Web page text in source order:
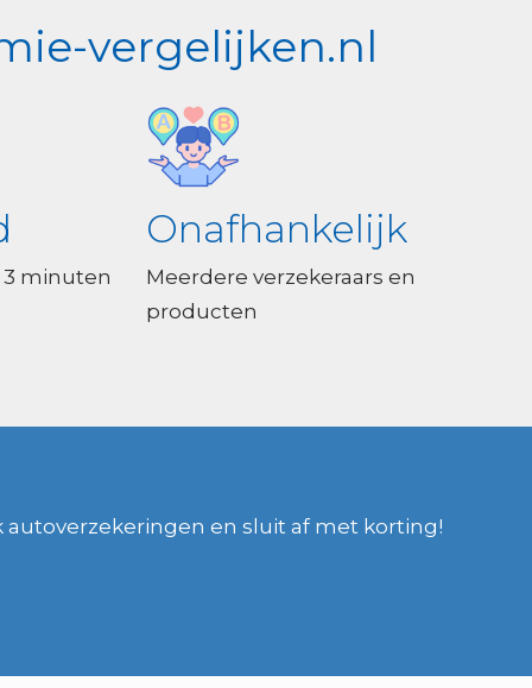
vergelijken.nl
minuten
Onafhankelijk
Meerdere verzekeraars en
producten
autoverzekeringen en sluit af met korting!